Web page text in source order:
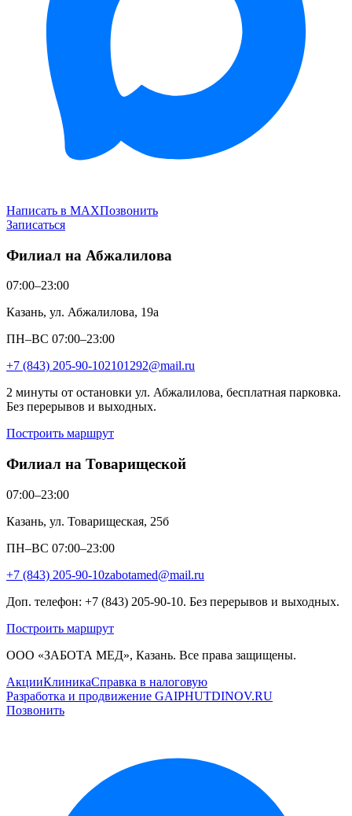
Написать в MAXПозвонить
Записаться
Филиал на Абжалилова
07:00–23:00
Казань, ул. Абжалилова, 19а
ПН–ВС 07:00–23:00
+7 (843) 205-90-102101292@mail.ru
2 минуты от остановки ул. Абжалилова, бесплатная парковка.
Без перерывов и выходных.
Построить маршрут
Филиал на Товарищеской
07:00–23:00
Казань, ул. Товарищеская, 25б
ПН–ВС 07:00–23:00
+7 (843) 205-90-10zabotamed@mail.ru
Доп. телефон: +7 (843) 205-90-10. Без перерывов и выходных.
Построить маршрут
ООО «ЗАБОТА МЕД», Казань. Все права защищены.
АкцииКлиникаСправка в налоговую
Разработка и продвижение GAIPHUTDINOV.RU
Позвонить